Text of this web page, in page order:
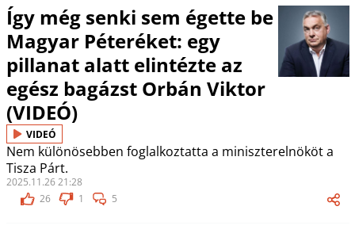
Így még senki sem égette be
Magyar Péteréket: egy
pillanat alatt elintézte az
egész bagázst Orbán Viktor
(VIDEÓ)
VIDEÓ
Nem különösebben foglalkoztatta a miniszterelnököt a
Tisza Párt.
2025.11.26 21:28
26
1 5